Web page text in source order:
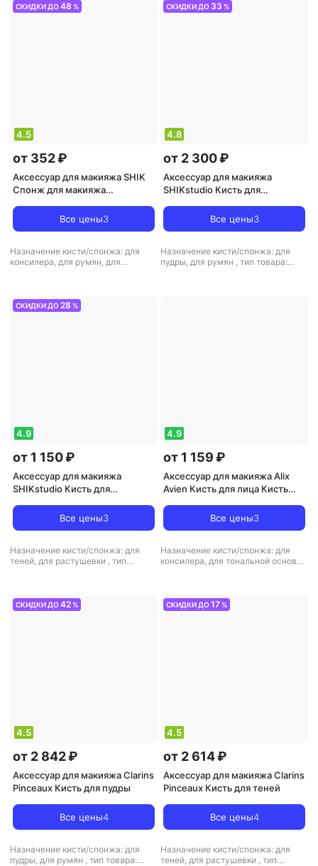
СКИДКИ ДО48 %
4.5
от 352 ₽
Аксессуар для макияжа SHIK
Спонж для макияжа
UP SPONGE для тонального
крема румян и консилера
Все цены3
Назначение кисти/спонжа: для
консилера, для румян, для
СКИДКИ ДО 33 %
4.8
от 2 300 ₽
Аксессуар для макияжа
SHIKstudio Кисть для
Все цены3
Назначение кисти/спонжа: для
пудры, для румян , тип товара:
СКИДКИ ДО28 %
4.9
от 1 150 ₽
Аксессуар для макияжа
SHIKstudio Кисть для
Все цены3
Назначение кисти/спонжа: для
теней, для растушевки , тип
4.9
от 1 159 ₽
Аксессуар для макияжа Alix
Avien Кисть для лица Кисть
Все цены3
Назначение кисти/спонжа: для
консилера, для тональной основы
СКИДКИ ДО42 %
4.5
от 2 842 ₽
Аксессуар для макияжа Clarins
Pinceaux Кисть для пудры
Все цены4
Назначение кисти/спонжа: для
пудры, для румян , тип товара:
СКИДКИ ДО17 %
4.5
от 2 614 ₽
Аксессуар для макияжа Clarins
Pinceaux Кисть для теней
Все цены4
Назначение кисти/спонжа: для
теней, для растушевки , тип